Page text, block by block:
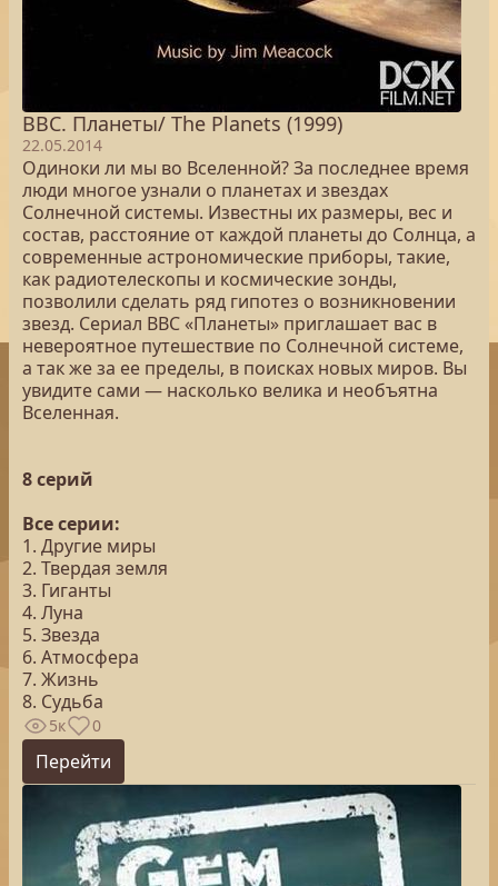
BBC. Планеты/ The Planets (1999)
22.05.2014
Одиноки ли мы во Вселенной? За последнее время
люди многое узнали о планетах и звездах
Солнечной системы. Известны их размеры, вес и
состав, расстояние от каждой планеты до Солнца, а
современные астрономические приборы, такие,
как радиотелескопы и космические зонды,
позволили сделать ряд гипотез о возникновении
звезд. Сериал ВВС «Планеты» приглашает вас в
невероятное путешествие по Солнечной системе,
а так же за ее пределы, в поисках новых миров. Вы
увидите сами — насколько велика и необъятна
Вселенная.
8 серий
Все серии:
1. Другие миры
2. Твердая земля
3. Гиганты
4. Луна
5. Звезда
6. Атмосфера
7. Жизнь
8. Судьба
5к 0
Перейти